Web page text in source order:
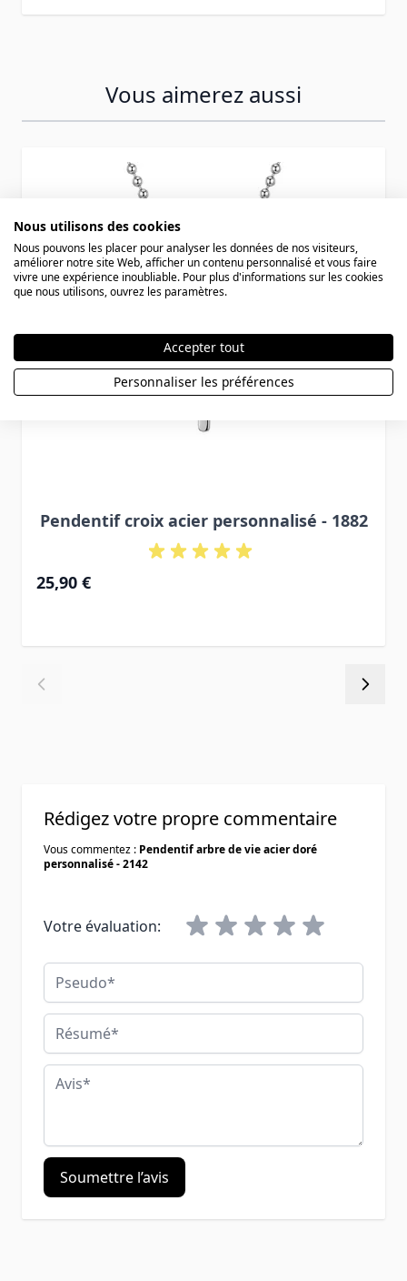
Vous aimerez aussi
Pendentif croix acier personnalisé - 1882
25,90 €
Rédigez votre propre commentaire
Vous commentez : Pendentif arbre de vie acier doré
personnalisé - 2142
Votre évaluation:
Pseudo
Résumé
Avis
Soumettre l’avis
Nous utilisons des cookies
Nous pouvons les placer pour analyser les données de nos visiteurs,
améliorer notre site Web, afficher un contenu personnalisé et vous faire
vivre une expérience inoubliable. Pour plus d'informations sur les cookies
que nous utilisons, ouvrez les paramètres.
Accepter tout
Personnaliser les préférences